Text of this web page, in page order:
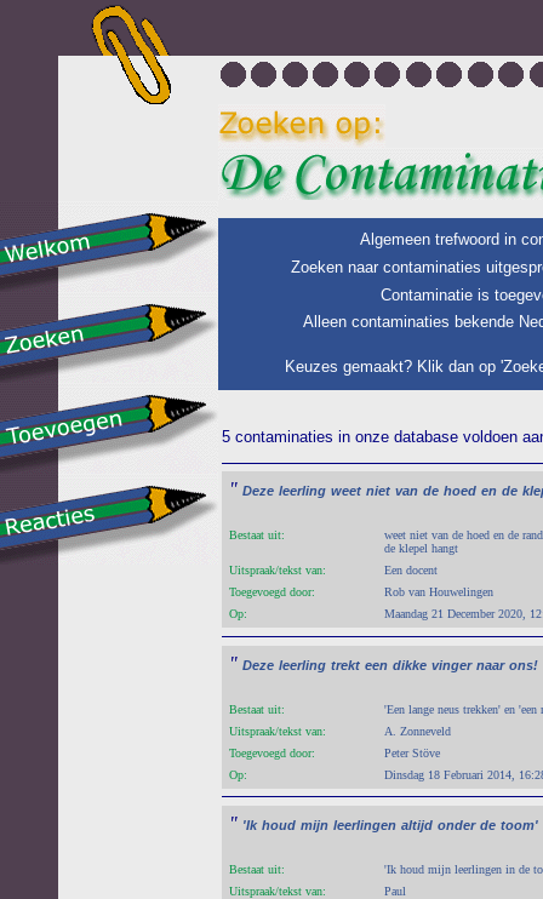
Algemeen trefwoord in
Zoeken naar contaminaties
Contaminatie is
Alleen contaminaties bekende
Keuzes gemaakt? Klik dan op
5 contaminaties in onze database voldoen
" Deze leerling weet niet van de hoed en de
Bestaat uit:
weet niet van de hoed en de
de klepel hangt
Uitspraak/tekst van:
Een docent
Toegevoegd door:
Rob van Houwelingen
Op:
Maandag 21 December 2020,
" Deze leerling trekt een dikke vinger naar ons!
Bestaat uit:
'Een lange neus trekken' en
Uitspraak/tekst van:
A. Zonneveld
Toegevoegd door:
Peter Stöve
Op:
Dinsdag 18 Februari 2014,
" 'Ik houd mijn leerlingen altijd onder de toom'
Bestaat uit:
'Ik houd mijn leerlingen in de
Uitspraak/tekst van:
Paul